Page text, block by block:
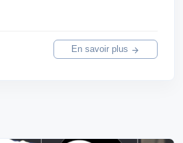
En savoir plus